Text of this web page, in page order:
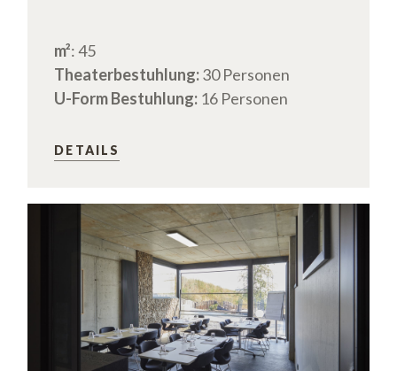
m²: 45
Theaterbestuhlung:30 Personen
U-Form Bestuhlung: 16 Personen
DETAILS